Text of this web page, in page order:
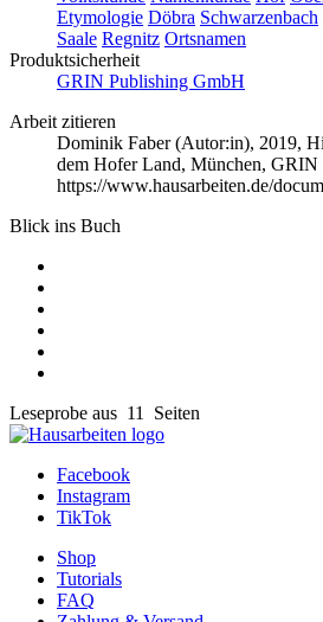
Etymologie Döbra Schwarzenbach
Saale Regnitz Ortsnamen
Produktsicherheit
GRIN Publishing GmbH
Arbeit zitieren
Dominik Faber (Autor:in), 2019,
dem Hofer Land, München, GRIN
https://www.hausarbeiten.de/
Blick ins Buch
Facebook